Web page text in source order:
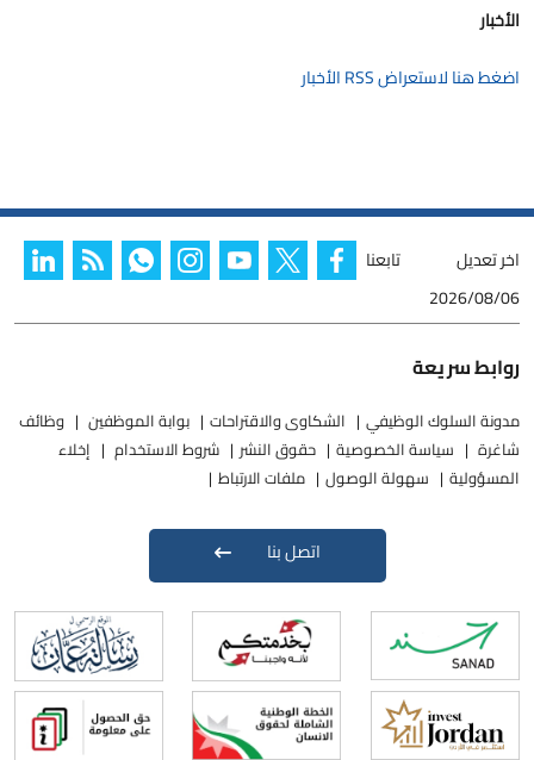
الأخبار
اضغط هنا لاستعراض RSS الأخبار
اخر تعديل
2026/08/06
تابعنا
روابط سريعة
مدونة السلوك الوظيفي الشكاوى والاقتراحات بوابة الموظفين
وظائف
شاغرة
سياسة الخصوصية حقوق النشر شروط الاستخدام
إخلاء
المسؤولية
سهولة الوصول ملفات الارتباط
اتصل بنا